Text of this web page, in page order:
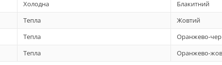
Холодна
Блакитний
Тепла
Жовтий
Тепла
Оранжево-
Тепла Оранжево-